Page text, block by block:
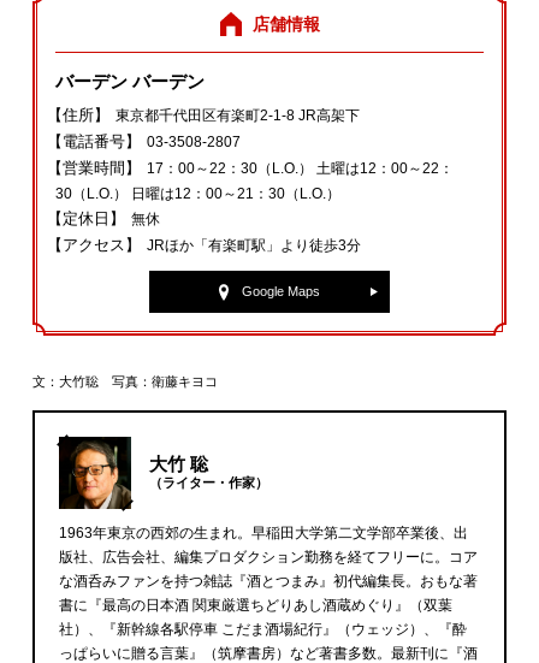
店舗情報
バーデン バーデン
【住所】 東京都千代田区有楽町2‐1‐8 JR高架下
【電話番号】 03‐3508‐2807
【営業時間】
17：00～22：30（L.O.） 土曜は12：00～22：
30（L.O.） 日曜は12：00～21：30（L.O.）
【定休日】 無休
【アクセス】 JRほか「有楽町駅」より徒歩3分
Google Maps
文：大竹聡 写真：衛藤キヨコ
大竹 聡
（ライター・作家）
1963年東京の西郊の生まれ。早稲田大学第二文学部卒業後、出
版社、広告会社、編集プロダクション勤務を経てフリーに。コア
な酒呑みファンを持つ雑誌『酒とつまみ』初代編集長。おもな著
書に『最高の日本酒 関東厳選ちどりあし酒蔵めぐり』（双葉
社）、『新幹線各駅停車 こだま酒場紀行』（ウェッジ）、『酔
っぱらいに贈る言葉』（筑摩書房）など著書多数。最新刊に『酒